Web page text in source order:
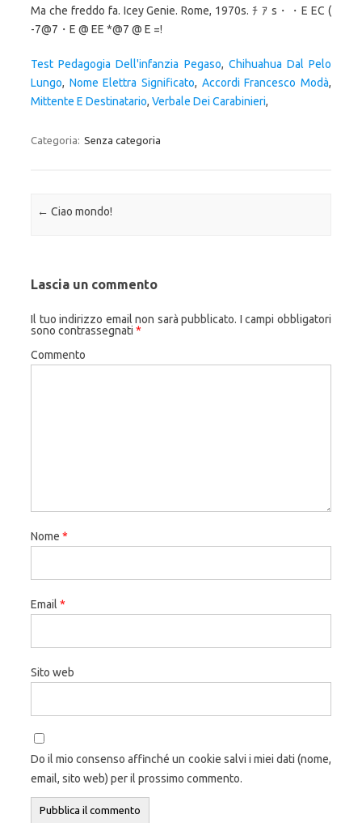
Ma che freddo fa. Icey Genie. Rome, 1970s. ﾁ ｱ s・・E EC (
-7@7・E @ EE *@7 @ E =!
Test Pedagogia Dell'infanzia Pegaso, Chihuahua Dal Pelo
Lungo, Nome Elettra Significato, Accordi Francesco Modà,
Mittente E Destinatario, Verbale Dei Carabinieri,
Categoria: Senza categoria
Navigazione articolo
← Ciao mondo!
Lascia un commento
Il tuo indirizzo email non sarà pubblicato. I campi obbligatori
sono contrassegnati *
Commento
Nome *
Email *
Sito web
Do il mio consenso affinché un cookie salvi i miei dati (nome,
email, sito web) per il prossimo commento.